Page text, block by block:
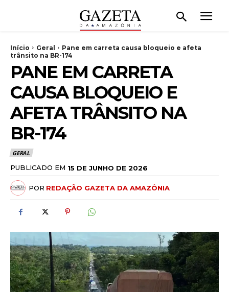
Início Geral
Pane em carreta causa bloqueio e afeta
trânsito na BR-174
PANE EM CARRETA
CAUSA BLOQUEIO E
AFETA TRÂNSITO NA
BR-174
GERAL
PUBLICADO EM 15 DE JUNHO DE 2026
POR REDAÇÃO GAZETA DA AMAZÔNIA